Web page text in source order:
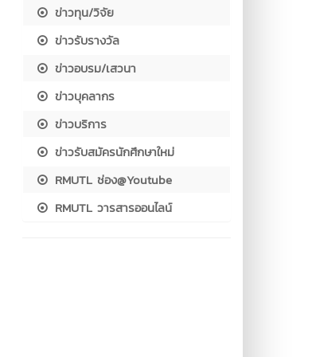
ข่าวทุน/วิจัย
ข่าวรับรางวัล
ข่าวอบรม/เสวนา
ข่าวบุคลากร
ข่าวบริการ
ข่าวรับสมัครนักศึกษาใหม่
RMUTL ช่อง@Youtube
RMUTL วารสารออนไลน์